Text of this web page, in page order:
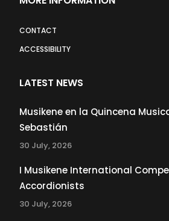
CONTACT
ACCESSIBILITY
LATEST NEWS
Musikene en la Quincena
Sebastián
30 July, 2026
I Musikene International
Accordionists
30 July, 2026